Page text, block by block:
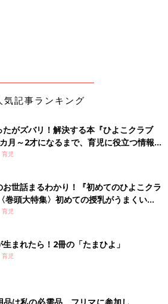
記事ランキング
たがズバリ！解決する本『ひよこクラブ
～2才になるまで、育児に役立つ情報が
児
お世話まるわかり！『初めてのひよこクラ
巻頭大特集〉初めての授乳がうまくい
い・ミルクの基本と夏のトラブル 解決テ
児
まれたら！2冊の「たまひよ」
児
品は私の必需品。フリマに参加し